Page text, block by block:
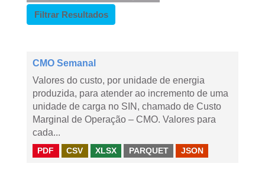
Filtrar Resultados
CMO Semanal
Valores do custo, por unidade de energia
produzida, para atender ao incremento de uma
unidade de carga no SIN, chamado de Custo
Marginal de Operação – CMO. Valores para
cada...
PDF CSV XLSX PARQUET JSON